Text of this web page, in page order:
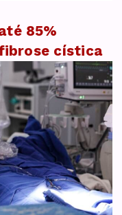
85%
cística